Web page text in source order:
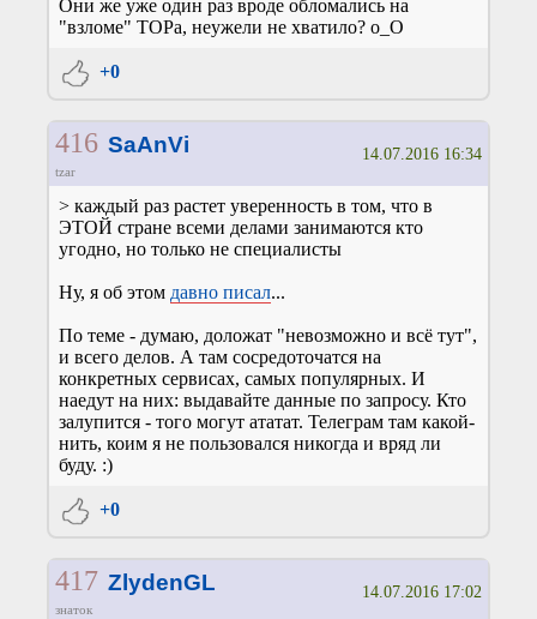
Они же уже один раз вроде обломались на
"взломе" ТОРа, неужели не хватило? о_О
+0
416 SaAnVi
tzar
14.07.2016 16:34
> каждый раз растет уверенность в том, что в
ЭТОЙ стране всеми делами занимаются кто
угодно, но только не специалисты
Ну, я об этом давно писал...
По теме - думаю, доложат "невозможно и всё тут",
и всего делов. А там сосредоточатся на
конкретных сервисах, самых популярных. И
наедут на них: выдавайте данные по запросу. Кто
залупится - того могут ататат. Телеграм там какой-
нить, коим я не пользовался никогда и вряд ли
буду. :)
+0
417 ZlydenGL
знаток
14.07.2016 17:02